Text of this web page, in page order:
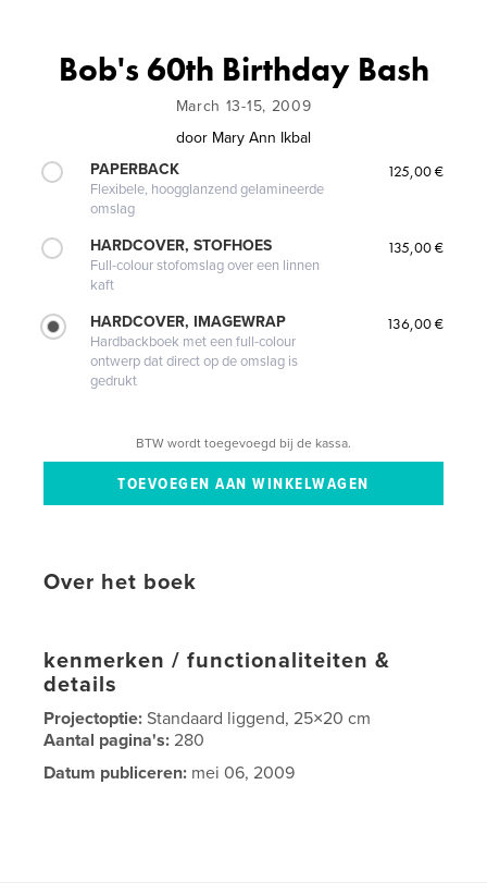
Bob's 60th Birthday Bash
March 13-15, 2009
door Mary Ann Ikbal
PAPERBACK
Flexibele, hoogglanzend gelamineerde
omslag
125,00 €
HARDCOVER, STOFHOES
Full-colour stofomslag over een linnen
kaft
135,00 €
HARDCOVER, IMAGEWRAP
Hardbackboek met een full-colour
ontwerp dat direct op de omslag is
gedrukt
136,00 €
BTW wordt toegevoegd bij de kassa.
Over het boek
kenmerken / functionaliteiten &
details
Projectoptie:Standaard liggend, 25×20 cm
Aantal pagina's:280
Datum publiceren: mei 06, 2009